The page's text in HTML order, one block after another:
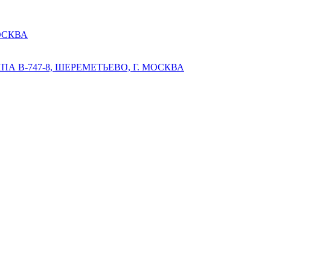
В-747-8, ШЕРЕМЕТЬЕВО, Г. МОСКВА